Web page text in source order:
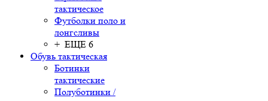
тактическое
Футболки поло и
лонгсливы
+ ЕЩЕ 6
Обувь тактическая
Ботинки
тактические
Полуботинки /